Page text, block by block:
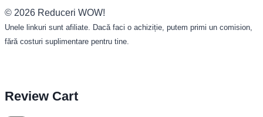
© 2026 Reduceri WOW!
Unele linkuri sunt afiliate. Dacă faci o achiziție, putem primi un comision,
fără costuri suplimentare pentru tine.
Review Cart